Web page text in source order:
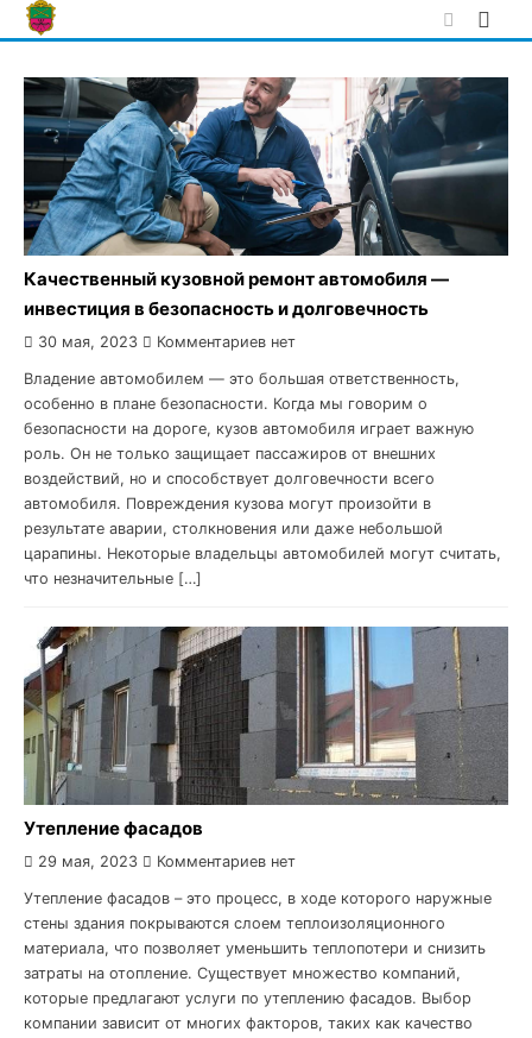
Skip
to
Качественный кузовной ремонт автомобиля —
инвестиция в безопасность и долговечность
30 мая, 2023 Комментариев нет
Владение автомобилем — это большая ответственность,
особенно в плане безопасности. Когда мы говорим о
безопасности на дороге, кузов автомобиля играет важную
роль. Он не только защищает пассажиров от внешних
воздействий, но и способствует долговечности всего
автомобиля. Повреждения кузова могут произойти в
результате аварии, столкновения или даже небольшой
царапины. Некоторые владельцы автомобилей могут считать,
что незначительные […]
Утепление фасадов
29 мая, 2023 Комментариев нет
Утепление фасадов – это процесс, в ходе которого наружные
стены здания покрываются слоем теплоизоляционного
материала, что позволяет уменьшить теплопотери и снизить
затраты на отопление. Существует множество компаний,
которые предлагают услуги по утеплению фасадов. Выбор
компании зависит от многих факторов, таких как качество